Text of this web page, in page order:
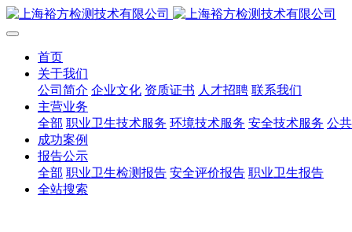
首页
关于我们
公司简介 企业文化 资质证书 人才招聘 联系我们
主营业务
全部 职业卫生技术服务 环境技术服务 安全技术服务 公
成功案例
报告公示
全部 职业卫生检测报告 安全评价报告 职业卫生报告
全站搜索